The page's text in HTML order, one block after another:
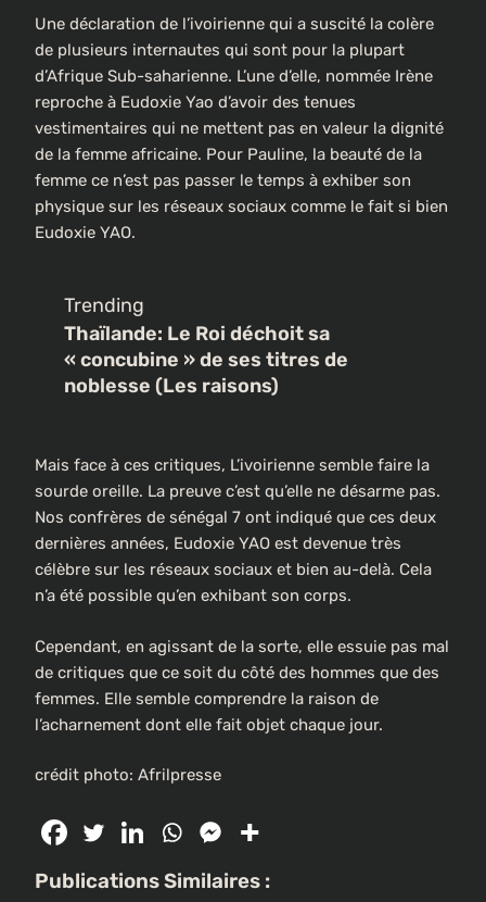
Une déclaration de l’ivoirienne qui a suscité la colère
de plusieurs internautes qui sont pour la plupart
d’Afrique Sub-saharienne. L’une d’elle, nommée Irène
reproche à Eudoxie Yao d’avoir des tenues
vestimentaires qui ne mettent pas en valeur la dignité
de la femme africaine. Pour Pauline, la beauté de la
femme ce n’est pas passer le temps à exhiber son
physique sur les réseaux sociaux comme le fait si bien
Eudoxie YAO.
Trending
Thaïlande: Le Roi déchoit sa
« concubine » de ses titres de
noblesse (Les raisons)
Mais face à ces critiques, L’ivoirienne semble faire la
sourde oreille. La preuve c’est qu’elle ne désarme pas.
Nos confrères de sénégal 7 ont indiqué que ces deux
dernières années, Eudoxie YAO est devenue très
célèbre sur les réseaux sociaux et bien au-delà. Cela
n’a été possible qu’en exhibant son corps.
Cependant, en agissant de la sorte, elle essuie pas mal
de critiques que ce soit du côté des hommes que des
femmes. Elle semble comprendre la raison de
l’acharnement dont elle fait objet chaque jour.
crédit photo: Afrilpresse
Publications Similaires :